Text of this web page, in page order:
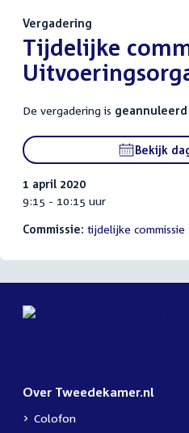
Vergadering
:Tijdelijke
De vergadering is geannuleerd
Bekijk
1 april 2020
9:15 - 10:15 uur
Commissie: tijdelijke
Over Tweedekamer.nl
Colofon